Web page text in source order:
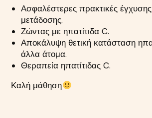
Ασφαλέστερες πρακτικές
μετάδοσης.
Ζώντας με ηπατίτιδα C.
Αποκάλυψηθετική κατάσταση
άλλα άτομα.
Θεραπεία ηπατίτιδας C.
Καλή μάθηση